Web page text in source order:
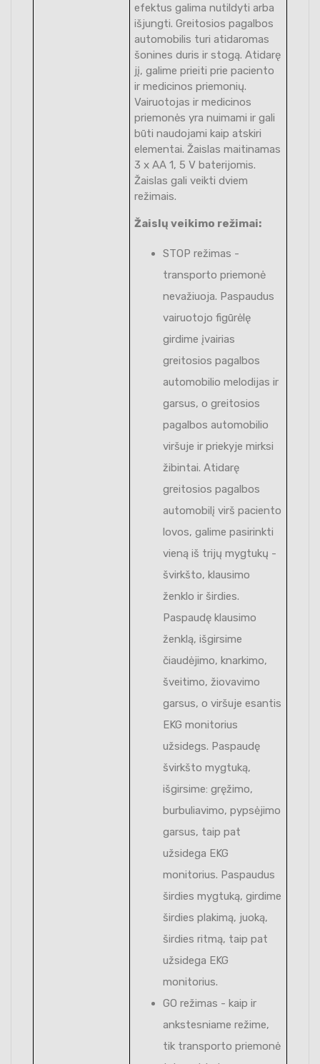
efektus galima nutildyti arba
išjungti. Greitosios pagalbos
automobilis turi atidaromas
šonines duris ir stogą. Atidarę
jį, galime prieiti prie paciento
ir medicinos priemonių.
Vairuotojas ir medicinos
priemonės yra nuimami ir gali
būti naudojami kaip atskiri
elementai. Žaislas maitinamas
3 x AA 1, 5 V baterijomis.
Žaislas gali veikti dviem
režimais.
Žaislų veikimo režimai:
STOP režimas -
transporto priemonė
nevažiuoja. Paspaudus
vairuotojo figūrėlę
girdime įvairias
greitosios pagalbos
automobilio melodijas ir
garsus, o greitosios
pagalbos automobilio
viršuje ir priekyje mirksi
žibintai. Atidarę
greitosios pagalbos
automobilį virš paciento
lovos, galime pasirinkti
vieną iš trijų mygtukų -
švirkšto, klausimo
ženklo ir širdies.
Paspaudę klausimo
ženklą, išgirsime
čiaudėjimo, knarkimo,
šveitimo, žiovavimo
garsus, o viršuje esantis
EKG monitorius
užsidegs. Paspaudę
švirkšto mygtuką,
išgirsime: gręžimo,
burbuliavimo, pypsėjimo
garsus, taip pat
užsidega EKG
monitorius. Paspaudus
širdies mygtuką, girdime
širdies plakimą, juoką,
širdies ritmą, taip pat
užsidega EKG
monitorius.
GO režimas - kaip ir
ankstesniame režime,
tik transporto priemonė